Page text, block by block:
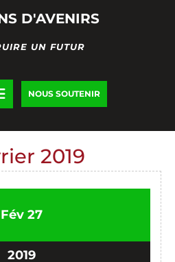
D'AVENIRS
UN FUTUR
Open
Button
NOUS SOUTENIRDONATE
NOW
2019
Fév27
2019
2727
201927